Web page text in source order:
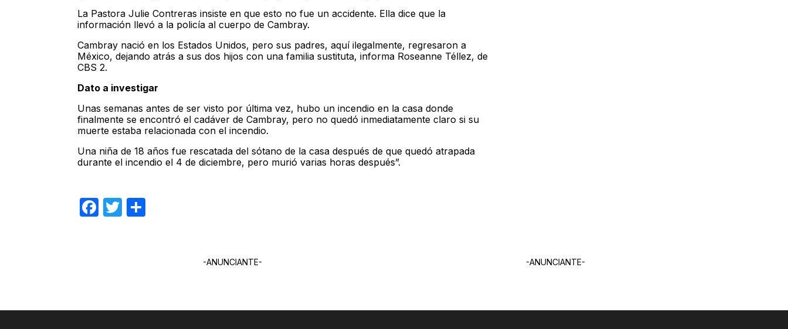
La Pastora Julie Contreras insiste en que esto no fue un accidente. Ella dice que la
información llevó a la policía al cuerpo de Cambray.
Cambray nació en los Estados Unidos, pero sus padres, aquí ilegalmente, regresaron a
México, dejando atrás a sus dos hijos con una familia sustituta, informa Roseanne Téllez, de
CBS 2.
Dato a investigar
Unas semanas antes de ser visto por última vez, hubo un incendio en la casa donde
finalmente se encontró el cadáver de Cambray, pero no quedó inmediatamente claro si su
muerte estaba relacionada con el incendio.
Una niña de 18 años fue rescatada del sótano de la casa después de que quedó atrapada
durante el incendio el 4 de diciembre, pero murió varias horas después”.
Facebook
Twitter
-ANUNCIANTE- -ANUNCIANTE-